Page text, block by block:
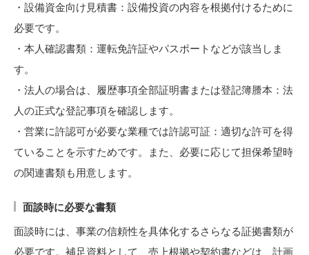
・設備資金向け見積書：設備投資の内容を根拠付けるために
必要です。
・本人確認書類：運転免許証やパスポートなどが該当しま
す。
・法人の場合は、履歴事項全部証明書または登記簿謄本：法
人の正式な登記事項を確認します。
・営業に許認可が必要な業種では許認可証：適切な許可を得
ていることを示すためです。また、必要に応じて担保希望時
の関連書類も用意します。
面談時に必要な書類
面談時には、事業の信頼性を具体化するさらなる証拠書類が
必要です。補足資料として、売上根拠や契約書などは、計画